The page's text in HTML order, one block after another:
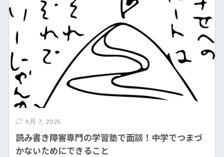
9月 7, 2025
読み書き障害専門の学習塾で面談！中学でつまづ
かないためにできること